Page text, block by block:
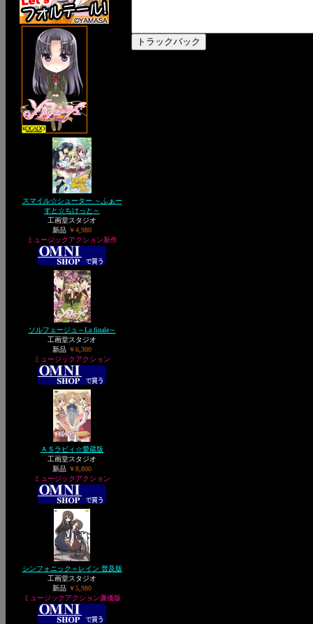
スマイル☆シューター ～ふぁー
すと☆ちけっと～
工画堂スタジオ
新品 ￥4,980
ミュージックアクション新作
ソルフェージュ～La finale～
工画堂スタジオ
新品 ￥6,300
ミュージックアクション
ＡＳラビィ☆愛蔵版
工画堂スタジオ
新品 ￥8,800
ミュージックアクション
シンフォニック＝レイン 普及版
工画堂スタジオ
新品 ￥5,980
ミュージックアクション廉価版